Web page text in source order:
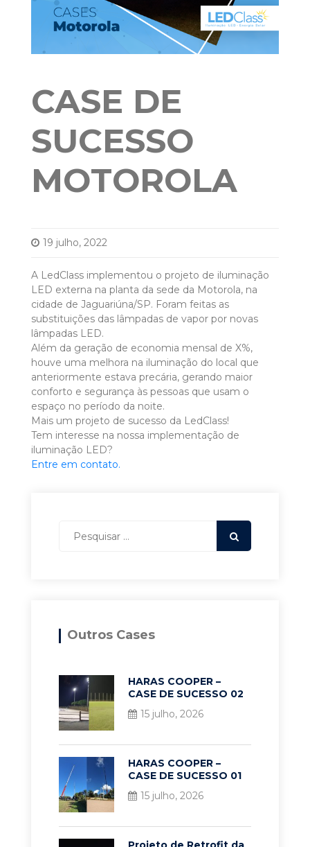
CASE DE
SUCESSO
MOTOROLA
19 julho, 2022
A LedClass implementou o projeto de iluminação
LED externa na planta da sede da Motorola, na
cidade de Jaguariúna/SP. Foram feitas as
substituições das lâmpadas de vapor por novas
lâmpadas LED.
Além da geração de economia mensal de X%,
houve uma melhora na iluminação do local que
anteriormente estava precária, gerando maior
conforto e segurança às pessoas que usam o
espaço no período da noite.
Mais um projeto de sucesso da LedClass!
Tem interesse na nossa implementação de
iluminação LED?
Entre em contato.
Outros Cases
HARAS COOPER –
CASE DE SUCESSO 02
15 julho, 2026
HARAS COOPER –
CASE DE SUCESSO 01
15 julho, 2026